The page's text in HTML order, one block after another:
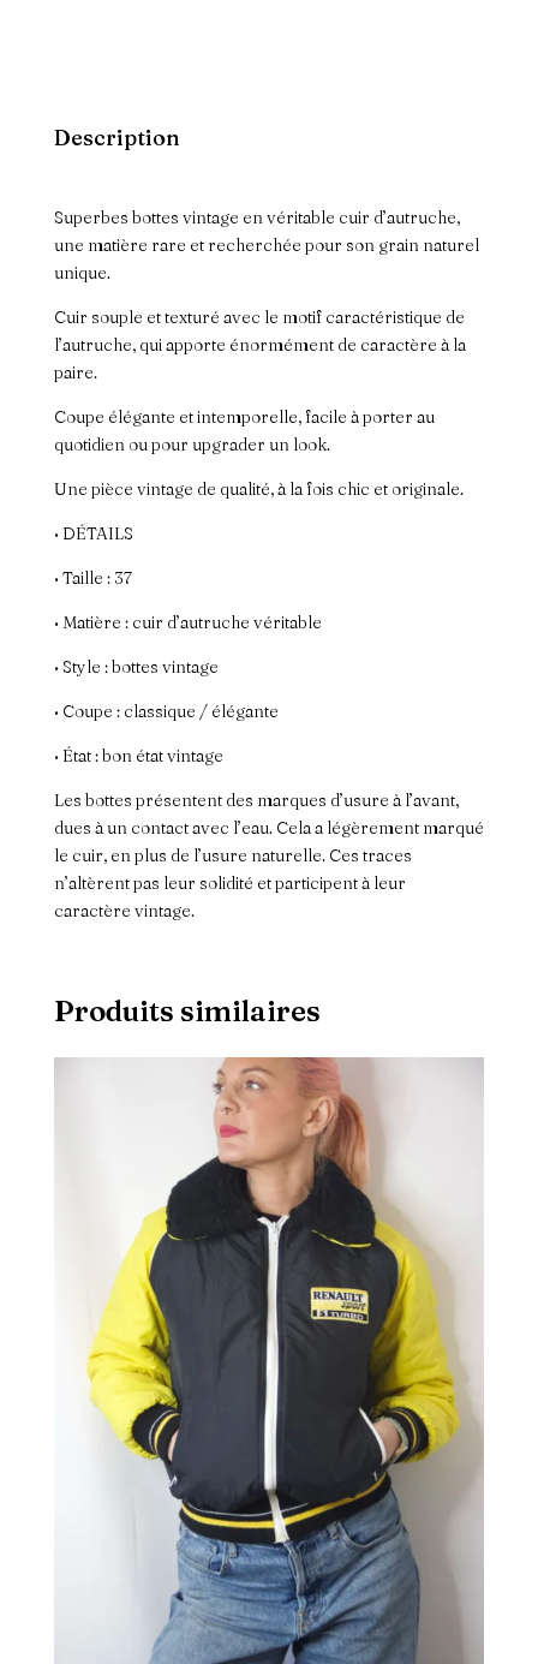
Description
Superbes bottes vintage en véritable cuir d’autruche,
une matière rare et recherchée pour son grain naturel
unique.
Cuir souple et texturé avec le motif caractéristique de
l’autruche, qui apporte énormément de caractère à la
paire.
Coupe élégante et intemporelle, facile à porter au
quotidien ou pour upgrader un look.
Une pièce vintage de qualité, à la fois chic et originale.
• DÉTAILS
• Taille : 37
• Matière : cuir d’autruche véritable
• Style : bottes vintage
• Coupe : classique / élégante
• État : bon état vintage
Les bottes présentent des marques d’usure à l’avant,
dues à un contact avec l’eau. Cela a légèrement marqué
le cuir, en plus de l’usure naturelle. Ces traces
n’altèrent pas leur solidité et participent à leur
caractère vintage.
Produits similaires